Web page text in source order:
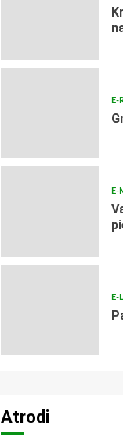
E-
E-
E-
Atrodi